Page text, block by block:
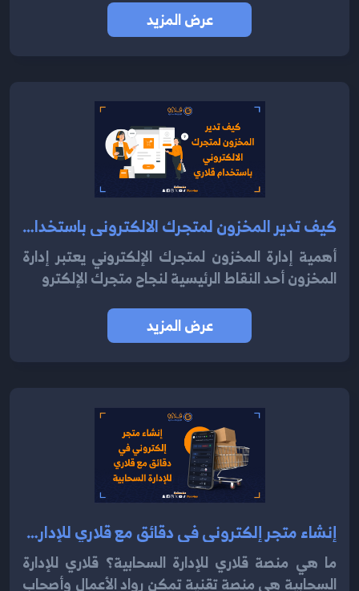
عرض المزيد
كيف تدير المخزون لمتجرك الالكتروني باستخدام قلاري 2024
أهمية إدارة المخزون لمتجرك الإلكتروني يعتبر إدارة
المخزون أحد النقاط الرئيسية لنجاح متجرك الإلكترو
عرض المزيد
إنشاء متجر إلكتروني في دقائق مع قلاري للإدارة السحابية 2024
ما هي منصة قلاري للإدارة السحابية؟ قلاري للإدارة
السحابية هي منصة تقنية تمكن رواد الأعمال وأصحاب